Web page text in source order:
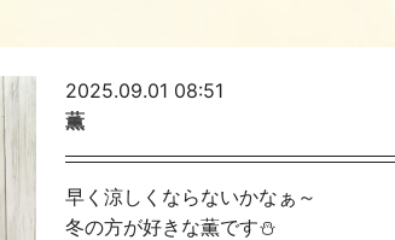
2025.09.01 08:51
薫
早く涼しくならないかなぁ～
冬の方が好きな薫です⛄️